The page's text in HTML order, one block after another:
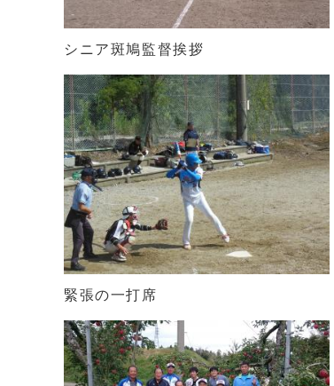
シニア斑鳩監督挨拶
緊張の一打席